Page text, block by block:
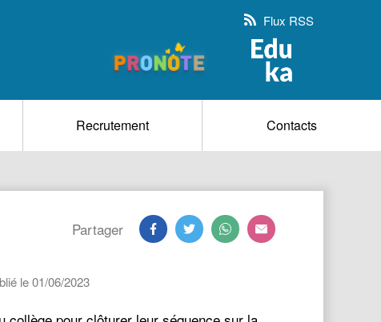
Flux RSS
Recrutement Contacts
Partager
le 01/06/2023